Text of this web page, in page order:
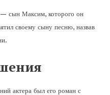
— сын Максим, которого он
своему сыну песню, назвав
актера был его роман с